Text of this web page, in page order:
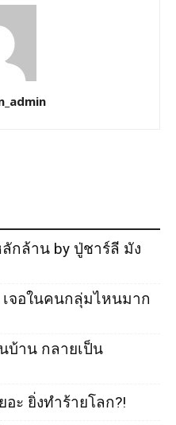
กล้าน by ปู่ชาร์ลี มัง
เจอในคนกลุ่มไหนมาก
บ้าน กลายเป็น
อะ ยิ่งทำร้ายโลก?!